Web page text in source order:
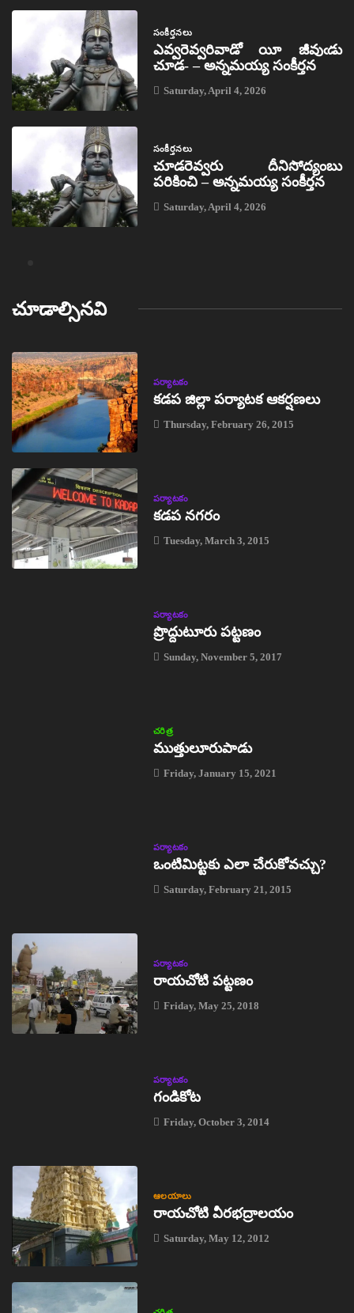
సంకీర్తనలు
ఎవ్వరెవ్వరివాడో యీ జీవుఁడు
చూడ- – అన్నమయ్య సంకీర్తన
Saturday, April 4, 2026
సంకీర్తనలు
చూడరెవ్వరు దీనిసోద్యంబు
పరికించి – అన్నమయ్య సంకీర్తన
Saturday, April 4, 2026
చూడాల్సినవి
పర్యాటకం
కడప జిల్లా పర్యాటక ఆకర్షణలు
Thursday, February 26, 2015
పర్యాటకం
కడప నగరం
Tuesday, March 3, 2015
పర్యాటకం
ప్రొద్దుటూరు పట్టణం
Sunday, November 5, 2017
చరిత్ర
ముత్తులూరుపాడు
Friday, January 15, 2021
పర్యాటకం
ఒంటిమిట్టకు ఎలా చేరుకోవచ్చు?
Saturday, February 21, 2015
పర్యాటకం
రాయచోటి పట్టణం
Friday, May 25, 2018
పర్యాటకం
గండికోట
Friday, October 3, 2014
ఆలయాలు
రాయచోటి వీరభద్రాలయం
Saturday, May 12, 2012